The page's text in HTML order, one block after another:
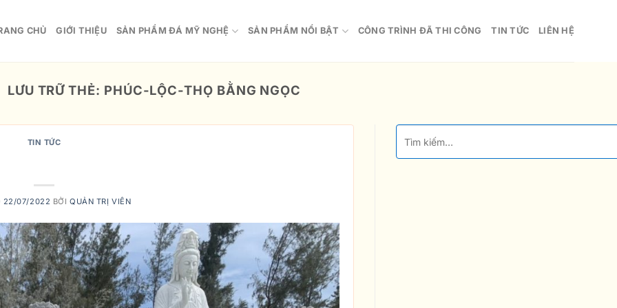
CHỦ GIỚI THIỆU SẢN PHẨM ĐÁ MỸ NGHỆ SẢN PHẨM NỔI BẬT CÔNG TRÌNH ĐÃ THI CÔNG TIN TỨC LIÊN HỆ
LƯU TRỮ THẺ: PHÚC-LỘC-THỌ BẰNG NGỌC
TIN TỨC
22/07/2022 BỞIQUẢN TRỊ VIÊN